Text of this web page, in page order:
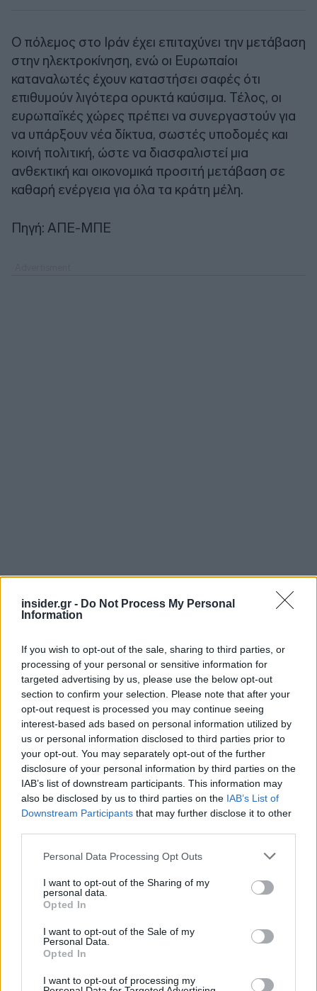
insider.gr - Do Not Process My Personal
Information
If you wish to opt-out of the sale, sharing to third parties, or
processing of your personal or sensitive information for
targeted advertising by us, please use the below opt-out
section to confirm your selection. Please note that after your
opt-out request is processed you may continue seeing
interest-based ads based on personal information utilized by
us or personal information disclosed to third parties prior to
your opt-out. You may separately opt-out of the further
disclosure of your personal information by third parties on the
IAB’s list of downstream participants. This information may
also be disclosed by us to third parties on the IAB’s List of
Downstream Participants that may further disclose it to other
Please note that this website/app uses one or more Google
not limited to your visit or usage behaviour. You may click to
grant or deny consent to Google and its third-party tags to
use your data for below specified purposes in below Google
consent section.
Personal Data Processing Opt Outs
I want to opt-out of the Sharing of my
personal data.
Opted In
I want to opt-out of the Sale of my
Personal Data.
Opted In
I want to opt-out of processing my
Ο πόλεμος στο Ιράν έχει επιταχύνει την μετάβαση
στην ηλεκτροκίνηση, ενώ οι Ευρωπαίοι
καταναλωτές έχουν καταστήσει σαφές ότι
επιθυμούν λιγότερα ορυκτά καύσιμα. Τέλος, οι
ευρωπαϊκές χώρες πρέπει να συνεργαστούν για
να υπάρξουν νέα δίκτυα, σωστές υποδομές και
κοινή πολιτική, ώστε να διασφαλιστεί μια
ανθεκτική και οικονομικά προσιτή μετάβαση σε
καθαρή ενέργεια για όλα τα κράτη μέλη.
Πηγή: ΑΠΕ-ΜΠΕ
Ακολουθήστε τοinsider.gr στο Google Newsκαι μάθετε
πρώτοι όλες τιςειδήσειςαπό την Ελλάδα και τον κόσμο.